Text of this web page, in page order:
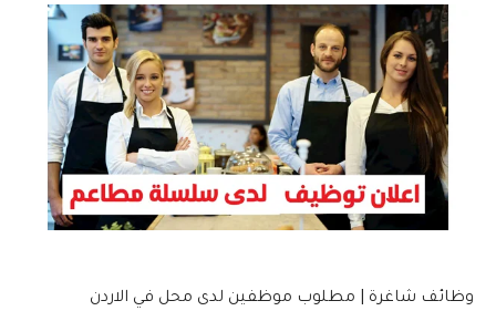
وظائف شاغرة | مطلوب موظفين لدى محل في الاردن